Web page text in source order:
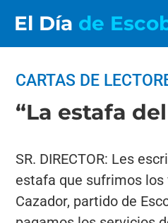
El Día de
CARTAS DE
“La estafa
SR. DIRECTOR: Les
estafa que sufrimos los
Cazador, partido de